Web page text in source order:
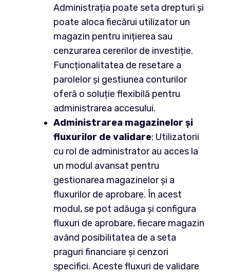
Administrația poate seta drepturi și
poate aloca fiecărui utilizator un
magazin pentru inițierea sau
cenzurarea cererilor de investiție.
Funcționalitatea de resetare a
parolelor și gestiunea conturilor
oferă o soluție flexibilă pentru
administrarea accesului.
Administrarea magazinelor și
fluxurilor de validare: Utilizatorii
cu rol de administrator au acces la
un modul avansat pentru
gestionarea magazinelor și a
fluxurilor de aprobare. În acest
modul, se pot adăuga și configura
fluxuri de aprobare, fiecare magazin
având posibilitatea de a seta
praguri financiare și cenzori
specifici. Aceste fluxuri de validare